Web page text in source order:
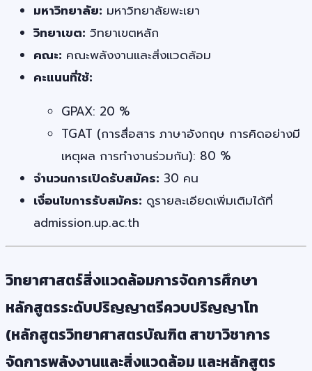
มหาวิทยาลัย: มหาวิทยาลัยพะเยา
วิทยาเขต: วิทยาเขตหลัก
คณะ: คณะพลังงานและสิ่งแวดล้อม
คะแนนที่ใช้:
GPAX: 20 %
TGAT (การสื่อสาร ภาษาอังกฤษ การคิดอย่างมี
เหตุผล การทำงานร่วมกัน): 80 %
จำนวนการเปิดรับสมัคร: 30 คน
เงื่อนไขการรับสมัคร: ดูรายละเอียดเพิ่มเติมได้ที่
admission.up.ac.th
วิทยาศาสตร์สิ่งแวดล้อมการจัดการศึกษา
หลักสูตรระดับปริญญาตรีควบปริญญาโท
(หลักสูตรวิทยาศาสตรบัณฑิต สาขาวิชาการ
จัดการพลังงานและสิ่งแวดล้อม และหลักสูตร